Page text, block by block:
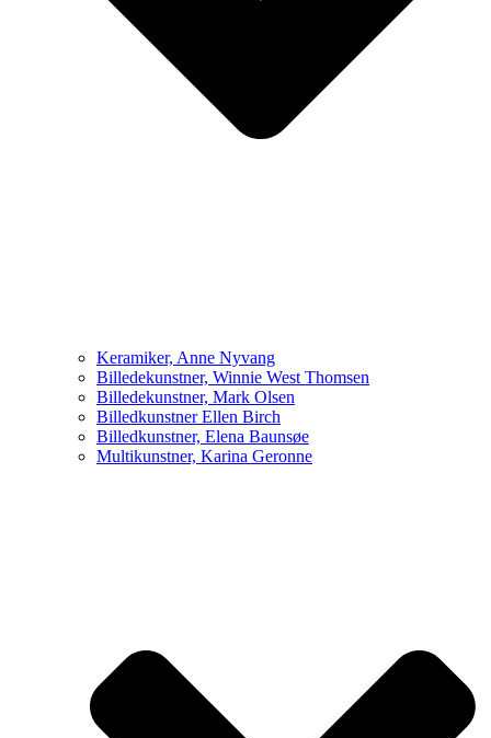
Keramiker, Anne Nyvang
Billedekunstner, Winnie West Thomsen
Billedekunstner, Mark Olsen
Billedkunstner Ellen Birch
Billedkunstner, Elena Baunsøe
Multikunstner, Karina Geronne